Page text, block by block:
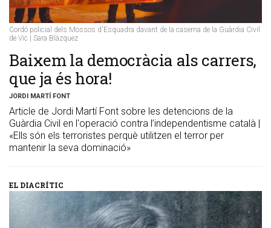
Cordó policial dels Mossos d'Esquadra davant de la caserna de la Guàrdia Civil
de Vic | Sara Blázquez
Baixem la democràcia als carrers,
que ja és hora!
JORDI MARTÍ FONT
Article de Jordi Martí Font sobre les detencions de la
Guàrdia Civil en l'operació contra l’independentisme català |
«Ells són els terroristes perquè utilitzen el terror per
mantenir la seva dominació»
EL DIACRÍTIC